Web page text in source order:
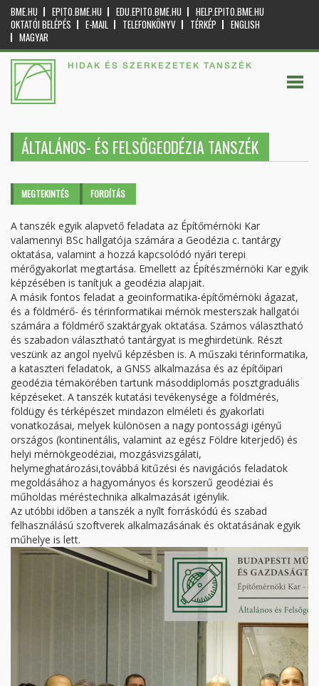
BME.HU EPITO.BME.HU EDU.EPITO.BME.HU
HELP.EPITO.BME.HU
OKTATÓI BELÉPÉS
E-MAIL TELEFONKÖNYV TÉRKÉP
ENGLISH
MAGYAR
HIDAK ÉS SZERKEZETEK TANSZÉK
ÁLTALÁNOS- ÉS FELSŐGEODÉZIA TANSZÉK
Elsődleges fülek
MEGTEKINTÉS (AKTÍVFORDÍTÁS
A tanszék egyik alapvető feladata az Építőmérnöki Kar
valamennyi BSc hallgatója számára a Geodézia c. tantárgy
oktatása, valamint a hozzá kapcsolódó nyári terepi
mérőgyakorlat megtartása. Emellett az Építészmérnöki Kar egyik
képzésében is tanítjuk a geodézia alapjait.
A másik fontos feladat a geoinformatika-építőmérnöki ágazat,
és a földmérő- és térinformatikai mérnök mesterszak hallgatói
számára a földmérő szaktárgyak oktatása. Számos választható
és szabadon választható tantárgyat is meghirdetünk. Részt
veszünk az angol nyelvű képzésben is. A műszaki térinformatika,
a kataszteri feladatok, a GNSS alkalmazása és az építőipari
geodézia témakörében tartunk másoddiplomás posztgraduális
képzéseket. A tanszék kutatási tevékenysége a földmérés,
földügy és térképészet mindazon elméleti és gyakorlati
vonatkozásai, melyek különösen a nagy pontossági igényű
országos (kontinentális, valamint az egész Földre kiterjedő) és
helyi mérnökgeodéziai, mozgásvizsgálati,
helymeghatározási,továbbá kitűzési és navigációs feladatok
megoldásához a hagyományos és korszerű geodéziai és
műholdas méréstechnika alkalmazását igénylik.
Az utóbbi időben a tanszék a nyílt forráskódú és szabad
felhasználású szoftverek alkalmazásának és oktatásának egyik
műhelye is lett.